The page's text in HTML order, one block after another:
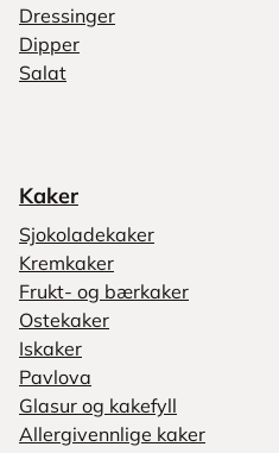
Dressinger
Dipper
Salat
Kaker
Sjokoladekaker
Kremkaker
Frukt- og bærkaker
Ostekaker
Iskaker
Pavlova
Glasur og kakefyll
Allergivennlige kaker